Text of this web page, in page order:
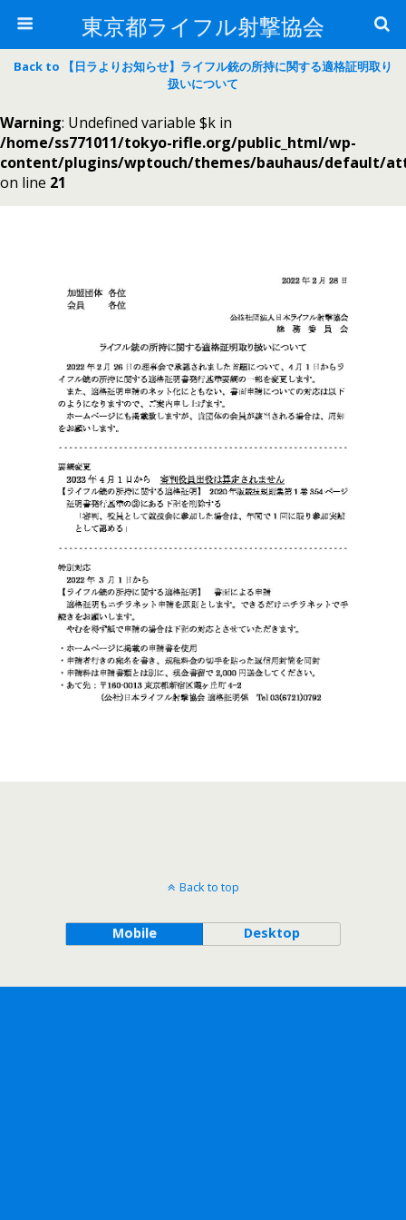
東京都ライフル射撃協会
Back to 【日ラよりお知らせ】ライフル銃の所持に関する適格証明取り
扱いについて
Warning: Undefined variable $k in
/home/ss771011/tokyo-rifle.org/public_html/wp-
content/plugins/wptouch/themes/bauhaus/default/
on line 21
Back to top
Mobile Desktop